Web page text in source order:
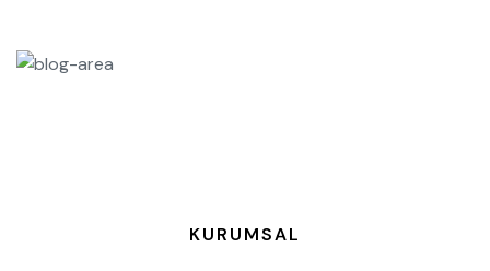
KURUMSAL